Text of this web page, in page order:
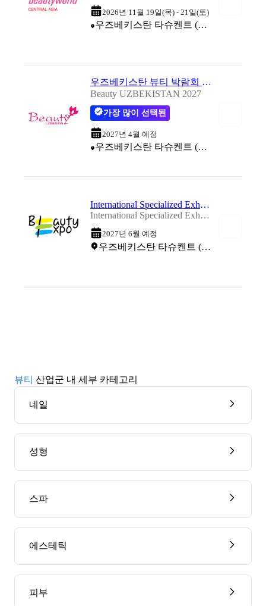
2026년 11월 19일(목) - 21일(토)
우즈베키스탄 타슈켄트 (Central Asian Expocenter (CAEx Uzbekistan))
우즈베키스탄 뷰티 박람회 2027
Beauty UZBEKISTAN 2027
가장 많이 선택된
2027년 4월 예정
우즈베키스탄 타슈켄트 (Central Asian Expocenter (CAEx Uzbekistan))
International Specialized Exhibition of Beauty Products in the Republic of Uzbekistan 2027
International Specialized Exhibition of Beauty Products in the Republic of Uzbekistan 2027
2027년 6월 예정
우즈베키스탄 타슈켄트 (Uzexpocentre)
뷰티 산업군 내 세부 카테고리
네일
성형
스파
에스테틱
피부